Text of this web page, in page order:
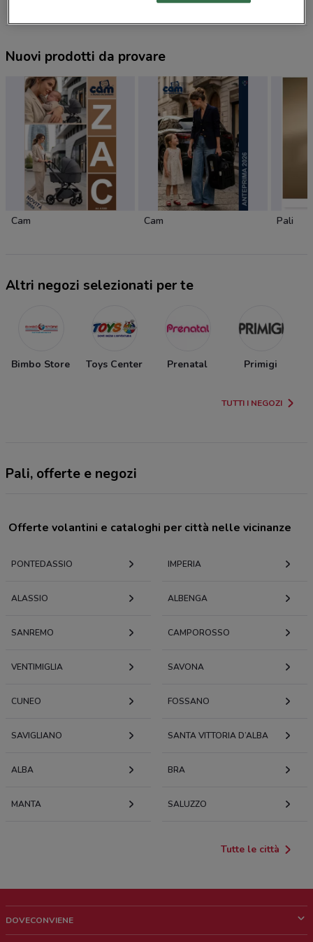
Nuovi prodotti da provare
Cam Cam Pali
Altri negozi selezionati per te
Bimbo Store Toys Center Prenatal Primigi
TUTTI I NEGOZI
Pali, offerte e negozi
Offerte volantini e cataloghi per città nelle vicinanze
PONTEDASSIO IMPERIA
ALASSIO ALBENGA
SANREMO CAMPOROSSO
VENTIMIGLIA SAVONA
CUNEO FOSSANO
SAVIGLIANO SANTA VITTORIA D’ALBA
ALBA BRA
MANTA SALUZZO
Tutte le città
DOVECONVIENE